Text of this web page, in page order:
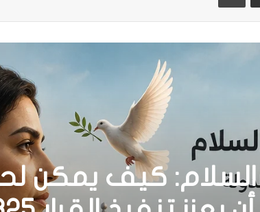
كيف يمكن